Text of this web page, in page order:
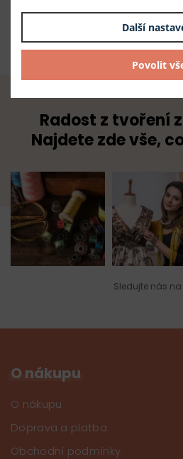
Dodavatel
Radost z tvoření
Najdete zde vše,
Sledujte nás na
O nákupu
O nákupu
Doprava a platba
Obchodní podmínky
Další
Povolit